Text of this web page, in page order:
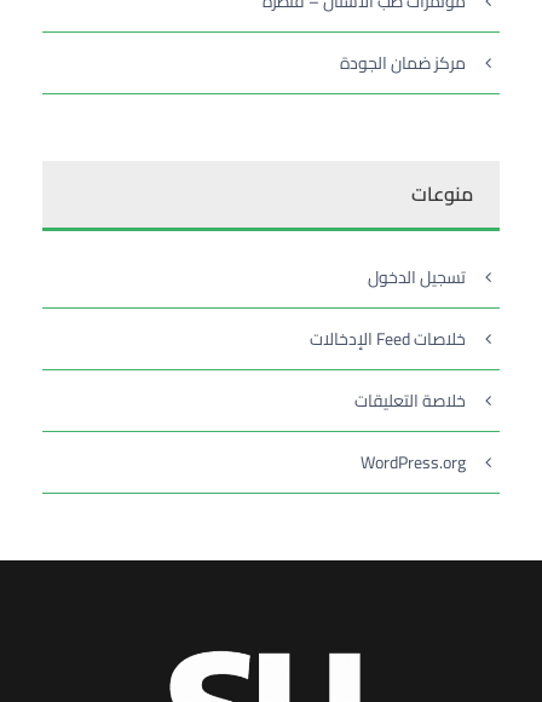
مركز ضمان الجودة
منوعات
تسجيل الدخول
خلاصات Feed الإدخالات
خلاصة التعليقات
WordPress.org